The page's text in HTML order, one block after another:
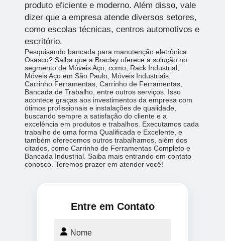
produto eficiente e moderno. Além disso, vale
dizer que a empresa atende diversos setores,
como escolas técnicas, centros automotivos e
escritório.
Pesquisando bancada para manutenção eletrônica
Osasco? Saiba que a Braclay oferece a solução no
segmento de Móveis Aço, como, Rack Industrial,
Móveis Aço em São Paulo, Móveis Industriais,
Carrinho Ferramentas, Carrinho de Ferramentas,
Bancada de Trabalho, entre outros serviços. Isso
acontece graças aos investimentos da empresa com
ótimos profissionais e instalações de qualidade,
buscando sempre a satisfação do cliente e a
excelência em produtos e trabalhos. Executamos cada
trabalho de uma forma Qualificada e Excelente, e
também oferecemos outros trabalhamos, além dos
citados, como Carrinho de Ferramentas Completo e
Bancada Industrial. Saiba mais entrando em contato
conosco. Teremos prazer em atender você!
Entre em Contato